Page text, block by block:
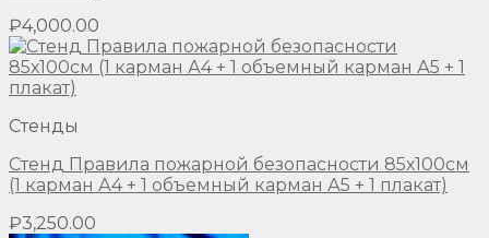
₽4,000.00
Стенды
Стенд Правила пожарной безопасности 85х100см
(1 карман А4 + 1 объемный карман А5 + 1 плакат)
₽3,250.00